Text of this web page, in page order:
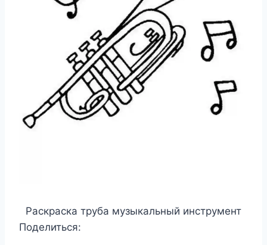
Раскраска труба музыкальный инструмент
Поделиться: